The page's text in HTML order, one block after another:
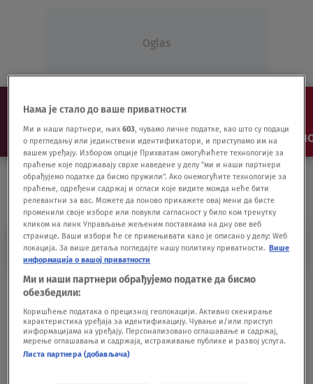
Oglas
NAJNOVIJE VESTI SHOW SPORT VIDEO
OPPOZICIJA
parlamenta"
VIDEO24.05.20.
Нама је стало до ваше приватности
Ми и наши партнери, њих603, чувамо личне податке, као што су подаци
о прегледању или јединствени идентификатори, и приступамо им на
вашем уређају. Избором опције Прихватам омогућићете технологије за
праћење које подржавају сврхе наведене у делу "ми и наши партнери
обрађујемо податке да бисмо пружили". Ако онемогућите технологије за
праћење, одређени садржај и огласи које видите можда неће бити
релевантни за вас. Можете да поново прикажете овај мени да бисте
променили своје изборе или повукли сагласност у било ком тренутку
кликом на линк Управљање жељеним поставкама на дну ове веб
странице. Ваши избори ће се примењивати како је описано у делу: Wеб
локација. За више детаља погледајте нашу политику приватности. Више
информација о вашој приватности
Ми и наши партнери обрађујемо податке да бисмо
обезбедили:
Коришћење података о прецизној геолокацији. Активно скенирање
карактеристика уређаја за идентификацију. Чување и/или приступ
информацијама на уређају. Персонализовано оглашавање и садржај,
мерење оглашавања и садржаја, истраживање публике и развој услуга.
Листа партнера (добављача)